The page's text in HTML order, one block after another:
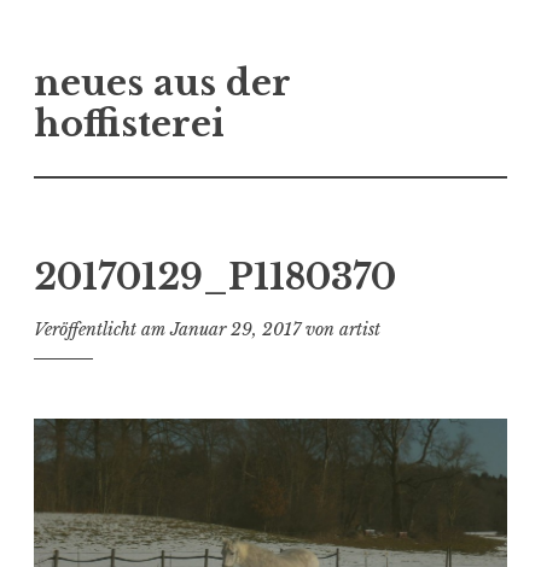
Inhalt
springen
neues aus der
hoffisterei
20170129_P1180370
Veröffentlicht amJanuar 29, 2017von artist